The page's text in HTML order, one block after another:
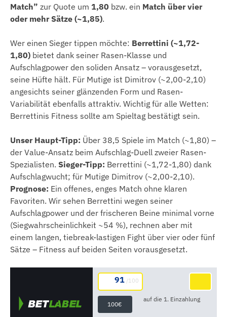
Match” zur Quote um 1,80 bzw. ein Match über vier
oder mehr Sätze (~1,85).
Wer einen Sieger tippen möchte: Berrettini (~1,72-
1,80) bietet dank seiner Rasen-Klasse und
Aufschlagpower den soliden Ansatz – vorausgesetzt,
seine Hüfte hält. Für Mutige ist Dimitrov (~2,00-2,10)
angesichts seiner glänzenden Form und Rasen-
Variabilität ebenfalls attraktiv. Wichtig für alle Wetten:
Berrettinis Fitness sollte am Spieltag bestätigt sein.
Unser Haupt-Tipp: Über 38,5 Spiele im Match (~1,80) –
der Value-Ansatz beim Aufschlag-Duell zweier Rasen-
Spezialisten. Sieger-Tipp: Berrettini (~1,72-1,80) dank
Aufschlagwucht; für Mutige Dimitrov (~2,00-2,10).
Prognose: Ein offenes, enges Match ohne klaren
Favoriten. Wir sehen Berrettini wegen seiner
Aufschlagpower und der frischeren Beine minimal vorne
(Siegwahrscheinlichkeit ~54 %), rechnen aber mit
einem langen, tiebreak-lastigen Fight über vier oder fünf
Sätze – Fitness auf beiden Seiten vorausgesetzt.
91 /100
100€
auf die 1. Einzahlung